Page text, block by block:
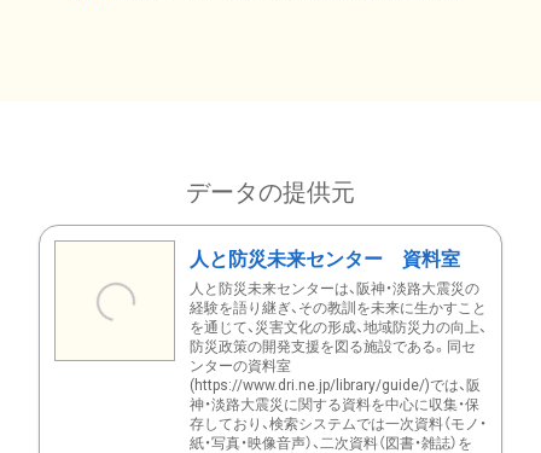
データの提供元
人と防災未来センター 資料室
人と防災未来センターは、阪神・淡路大震災の
経験を語り継ぎ、その教訓を未来に生かすこと
を通じて、災害文化の形成、地域防災力の向上、
防災政策の開発支援を図る施設である。同セ
ンターの資料室
(https://www.dri.ne.jp/library/guide/)では、阪
神・淡路大震災に関する資料を中心に収集・保
存しており、検索システムでは一次資料（モノ・
紙・写真・映像音声）、二次資料（図書・雑誌）を